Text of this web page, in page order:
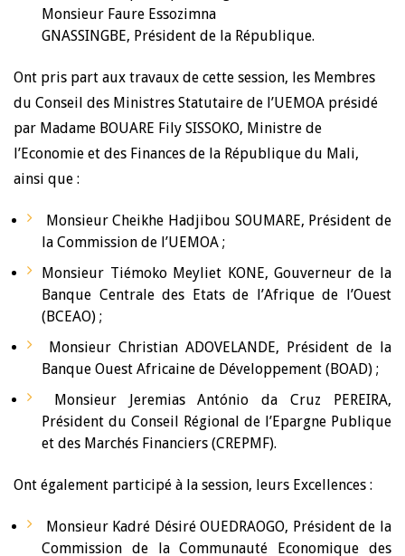
Monsieur Faure Essozimna
GNASSINGBE, Président de la République.
Ont pris part aux travaux de cette session, les Membres
du Conseil des Ministres Statutaire de l’UEMOA présidé
par Madame BOUARE Fily SISSOKO, Ministre de
l’Economie et des Finances de la République du Mali,
ainsi que :
Monsieur Cheikhe Hadjibou SOUMARE, Président de
la Commission de l’UEMOA ;
Monsieur Tiémoko Meyliet KONE, Gouverneur de la
Banque Centrale des Etats de l’Afrique de l’Ouest
(BCEAO) ;
Monsieur Christian ADOVELANDE, Président de la
Banque Ouest Africaine de Développement (BOAD) ;
Monsieur Jeremias António da Cruz PEREIRA,
Président du Conseil Régional de l’Epargne Publique
et des Marchés Financiers (CREPMF).
Ont également participé à la session, leurs Excellences :
Monsieur Kadré Désiré OUEDRAOGO, Président de la
Commission de la Communauté Economique des